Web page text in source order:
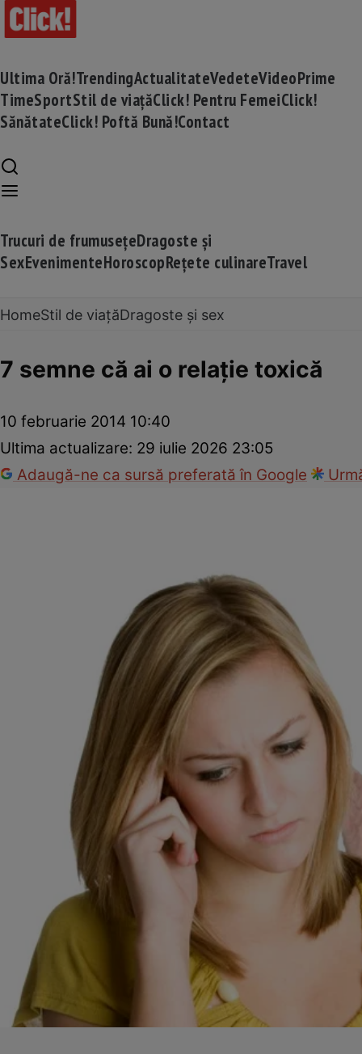
Ultima Oră!TrendingActualitateVedeteVideoPrime
TimeSportStil de viațăClick! Pentru FemeiClick!
SănătateClick! Poftă Bună!Contact
Trucuri de frumusețeDragoste și
SexEvenimenteHoroscopRețete culinareTravel
HomeStil de viațăDragoste și sex
7 semne că ai o relaţie toxică
10 februarie 2014 10:40
Ultima actualizare: 29 iulie 2026 23:05
Adaugă-ne ca sursă preferată în Google